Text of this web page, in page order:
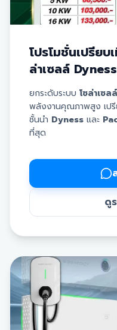
โปรโมชั่นเปรียบ
ล่าเซลล์
เพียง 45,000
ยกระดับระบบ โซล่าเซลล์
พลังงานคุณภาพสูง เปรี
ชั้นนำ Dyness และ
ที่สุด
พร้อมการรับประกันยาว
แบตเตอรี่ Paco:ทา
กระเป๋า พร้อมการรับปร
✅ มีขนาดให้เลือกตามก
จนถึง 16 KW
ช่วงเวลากลางคืนหรือไ
Paco 5 KW:46,500.-
111,000.-
Dyness 5 KW:
KW:133,000.-
*หมายเหตุ: ราคายังไม่ร
ดู